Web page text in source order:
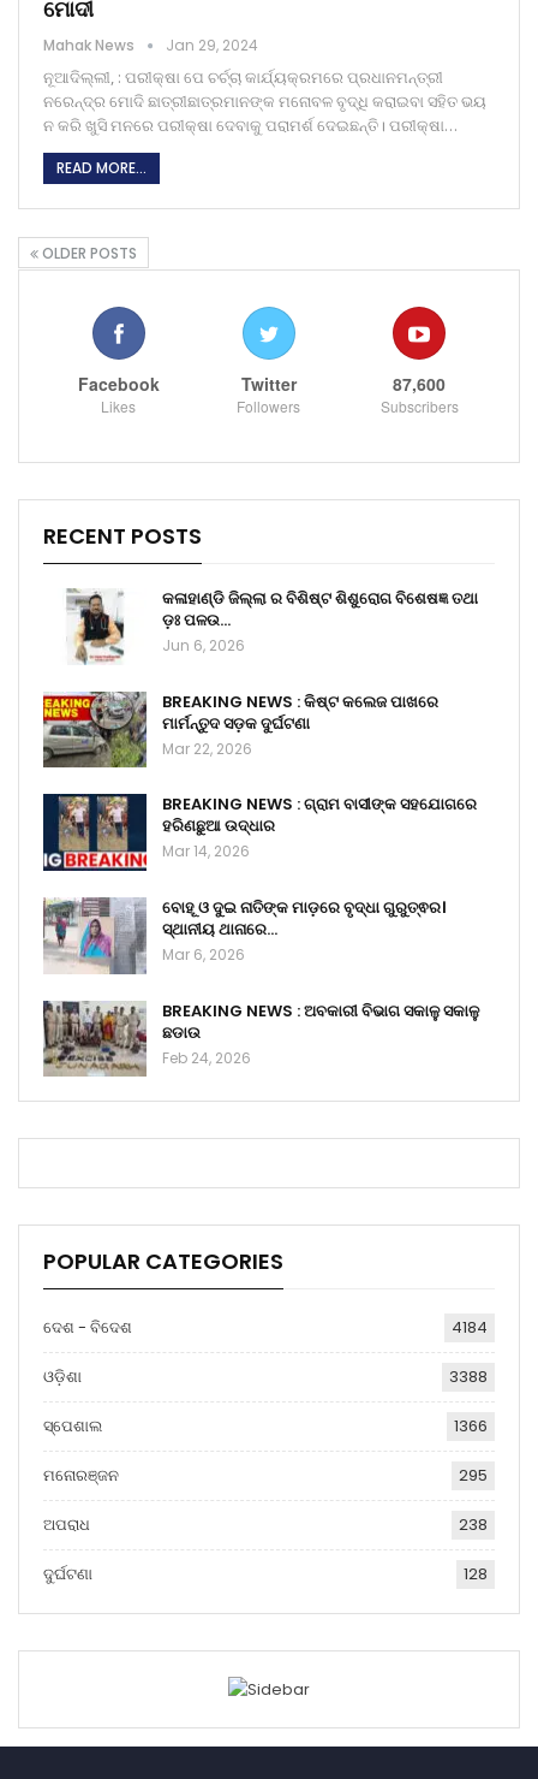
ମୋଦୀ
Mahak News Jan 29, 2024
ନୂଆଦିଲ୍ଲୀ, : ପରୀକ୍ଷା ପେ ଚର୍ଚ୍ଚା କାର୍ଯ୍ୟକ୍ରମରେ ପ୍ରଧାନମନ୍ତ୍ରୀ
ନରେନ୍ଦ୍ର ମୋଦି ଛାତ୍ରୀଛାତ୍ରମାନଙ୍କ ମନୋବଳ ବୃଦ୍ଧି କରାଇବା ସହିତ ଭୟ
ନ କରି ଖୁସି ମନରେ ପରୀକ୍ଷା ଦେବାକୁ ପରାମର୍ଶ ଦେଇଛନ୍ତି। ପରୀକ୍ଷା…
READ MORE...
OLDER POSTS
Facebook
Likes
Twitter
Followers
87,600
Subscribers
RECENT POSTS
କଳାହାଣ୍ଡି ଜିଲ୍ଲା ର ବିଶିଷ୍ଟ ଶିଶୁରୋଗ ବିଶେଷଜ୍ଞ ତଥା
ଡ଼ଃ ପଳଉ…
Jun 6, 2026
BREAKING NEWS : କିଷ୍ଟ କଲେଜ ପାଖରେ
ମାର୍ମନ୍ତୁଦ ସଡ଼କ ଦୁର୍ଘଟଣା
Mar 22, 2026
BREAKING NEWS : ଗ୍ରାମ ବାସୀଙ୍କ ସହଯୋଗରେ
ହରିଣଛୁଆ ଉଦ୍ଧାର
Mar 14, 2026
ବୋହୂ ଓ ଦୁଇ ନାତିଙ୍କ ମାଡ଼ରେ ବୃଦ୍ଧା ଗୁରୁତ୍ଵର।
ସ୍ଥାନୀୟ ଥାନାରେ…
Mar 6, 2026
BREAKING NEWS : ଅବକାରୀ ବିଭାଗ ସକାଳୁ ସକାଳୁ
ଛଡାଉ
Feb 24, 2026
POPULAR CATEGORIES
ଦେଶ - ବିଦେଶ 4184
ଓଡ଼ିଶା 3388
ସ୍ପେଶାଲ 1366
ମନୋରଞ୍ଜନ 295
ଅପରାଧ 238
ଦୁର୍ଘଟଣା 128